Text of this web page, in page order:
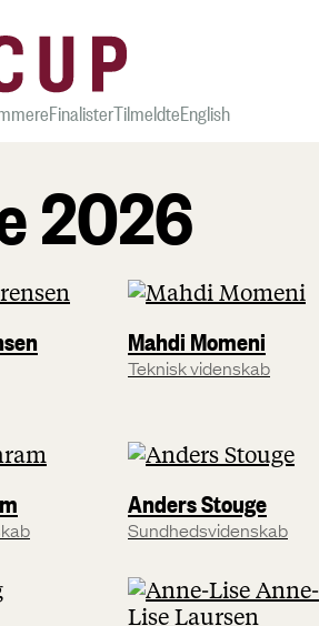
FinalisterTilmeldteEnglish
2026
Mahdi Momeni
Teknisk videnskab
Anders Stouge
Sundhedsvidenskab